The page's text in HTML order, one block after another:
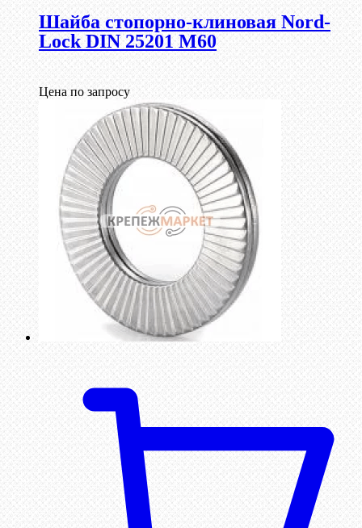
Шайба стопорно-клиновая Nord-
Lock DIN 25201 М60
Цена по запросу